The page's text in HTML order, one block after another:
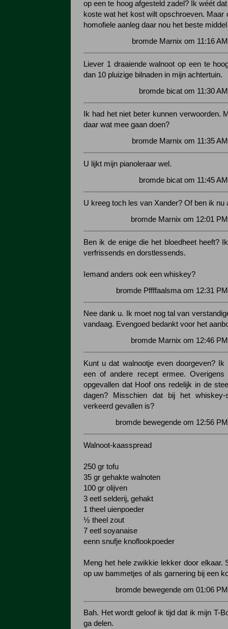
op een te hoog afgesteld zadel? Ik wéét
koste wat het kost wilt opschroeven. Maar
homofiele aanleg daar nou het beste
bromde Marnix om 11:16
Liever 1 draaiende walnoot op een te
dan 10 pluizige bilnaden in mijn achtertuin.
bromde bicat om 11:30
Ik had het niet beter kunnen verwoorden.
daar wat mee gaan doen?
bromde Marnix om 11:35
U lijkt mijn pianoleraar wel.
bromde bicat om 11:45
U kreeg toch les van Xander? Of ben ik nu
bromde Marnix om 12:01
Ben ik de enige die het bloedheet heeft?
verfrissends en dorstlessends.
Iemand anders ook een whiskey?
bromde Pffffaalsma om 12:31
Nee dank u. Ik moet nog tal van
vandaag. Evengoed bedankt voor het
bromde Marnix om 12:46
Kunt u dat walnootje even doorgeven?
een of andere recept ermee.
opgevallen dat Hoof ons redelijk in de
dagen? Misschien dat bij het
verkeerd gevallen is?
bromde bewegende om 12:56
Walnoot-kaasspread
250 gr tofu
35 gr gehakte walnoten
100 gr olijven
3 eetl selderij, gehakt
1 theel uienpoeder
½ theel zout
7 eetl soyanaise
eenn snufje knoflookpoeder
Meng het hele zwikkie lekker door elkaar.
op uw bammetjes of als garnering bij een
bromde bewegende om 01:06
Bah. Het wordt geloof ik tijd dat ik mijn T-
ga delen.